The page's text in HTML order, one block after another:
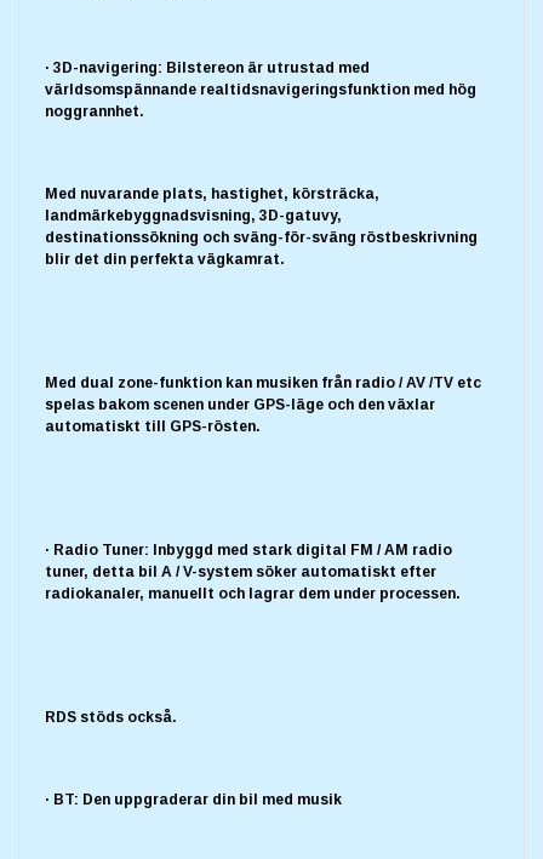
· 3D-navigering: Bilstereon är utrustad med
världsomspännande realtidsnavigeringsfunktion med hög
noggrannhet.
Med nuvarande plats, hastighet, körsträcka,
landmärkebyggnadsvisning, 3D-gatuvy,
destinationssökning och sväng-för-sväng röstbeskrivning
blir det din perfekta vägkamrat.
Med dual zone-funktion kan musiken från radio / AV /TV etc
spelas bakom scenen under GPS-läge och den växlar
automatiskt till GPS-rösten.
· Radio Tuner: Inbyggd med stark digital FM / AM radio
tuner, detta bil A / V-system söker automatiskt efter
radiokanaler, manuellt och lagrar dem under processen.
RDS stöds också.
· BT: Den uppgraderar din bil med musik